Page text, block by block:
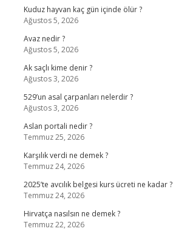
Kuduz hayvan kaç gün içinde ölür ?
Ağustos 5, 2026
Avaz nedir ?
Ağustos 5, 2026
Ak saçlı kime denir ?
Ağustos 3, 2026
529’un asal çarpanları nelerdir ?
Ağustos 3, 2026
Aslan portali nedir ?
Temmuz 25, 2026
Karşılık verdi ne demek ?
Temmuz 24, 2026
2025’te avcılık belgesi kurs ücreti ne kadar ?
Temmuz 24, 2026
Hirvatça nasılsın ne demek ?
Temmuz 22, 2026